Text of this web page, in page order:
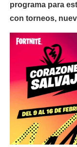
programa para
con torneos,